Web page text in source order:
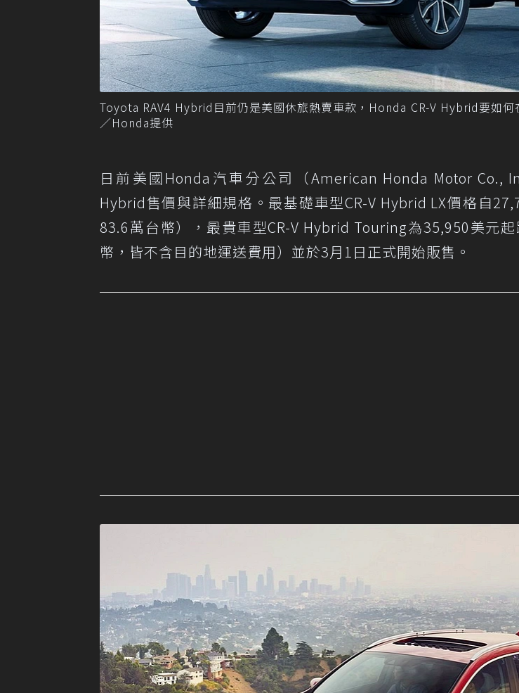
Toyota RAV4 Hybrid目前仍是美國休旅熱賣車款，Honda CR-V Hybrid要如何
／Honda提供
日前美國Honda汽車分公司（American Honda Motor Co.,
Hybrid售價與詳細規格。最基礎車型CR-V Hybrid LX價格自
83.6萬台幣），最貴車型CR-V Hybrid Touring為35,950美元
幣，皆不含目的地運送費用）並於3月1日正式開始販售。